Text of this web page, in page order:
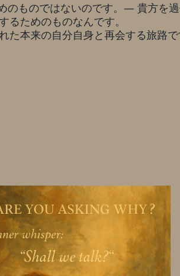
のものではないのです。— 貴方を
るためのものなんです。
た本来の自分自身と再会する旅路で